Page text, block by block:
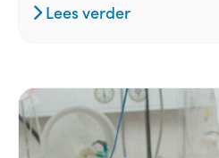
Lees verder